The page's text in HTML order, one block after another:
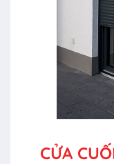
CỬA